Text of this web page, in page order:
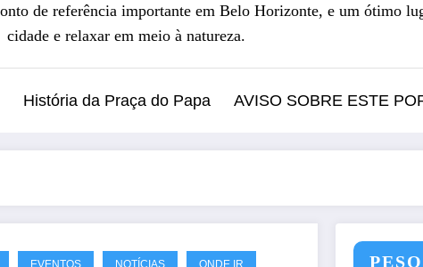
de referência importante em Belo Horizonte, e um ótimo
cidade e relaxar em meio à natureza.
História da Praça do Papa AVISO SOBRE ESTE